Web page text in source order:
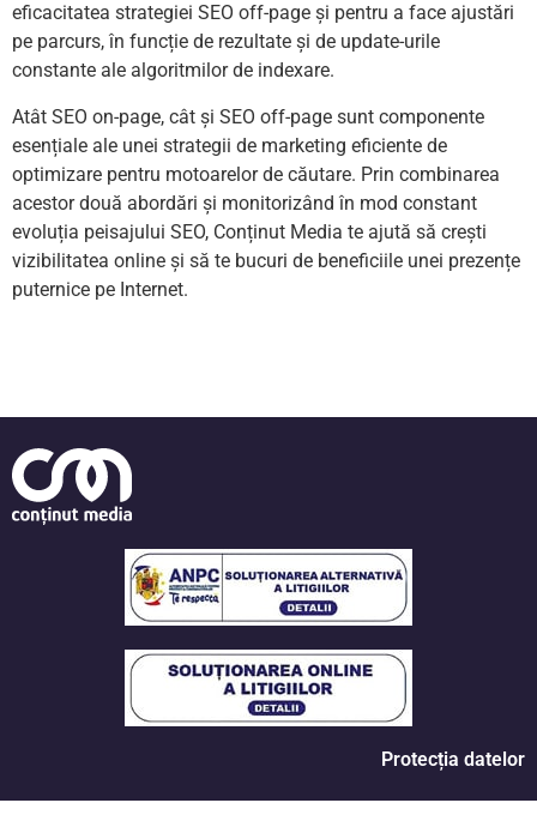
eficacitatea strategiei SEO off-page și pentru a face ajustări
pe parcurs, în funcție de rezultate și de update-urile
constante ale algoritmilor de indexare.
Atât SEO on-page, cât și SEO off-page sunt componente
esențiale ale unei strategii de marketing eficiente de
optimizare pentru motoarelor de căutare. Prin combinarea
acestor două abordări și monitorizând în mod constant
evoluția peisajului SEO, Conținut Media te ajută să crești
vizibilitatea online și să te bucuri de beneficiile unei prezențe
puternice pe Internet.
Protecția datelor